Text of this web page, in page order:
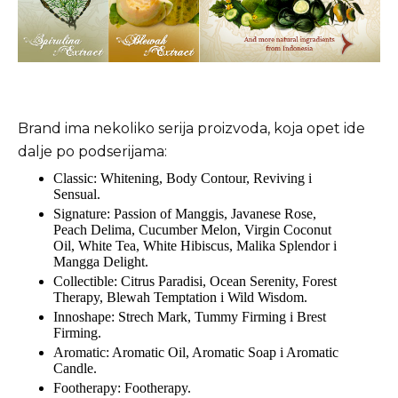
Brand ima nekoliko serija proizvoda, koja opet ide
dalje po podserijama:
Classic: Whitening, Body Contour, Reviving i
Sensual.
Signature: Passion of Manggis, Javanese Rose,
Peach Delima, Cucumber Melon, Virgin Coconut
Oil, White Tea, White Hibiscus, Malika Splendor i
Mangga Delight.
Collectible: Citrus Paradisi, Ocean Serenity, Forest
Therapy, Blewah Temptation i Wild Wisdom.
Innoshape: Strech Mark, Tummy Firming i Brest
Firming.
Aromatic: Aromatic Oil, Aromatic Soap i Aromatic
Candle.
Footherapy: Footherapy.